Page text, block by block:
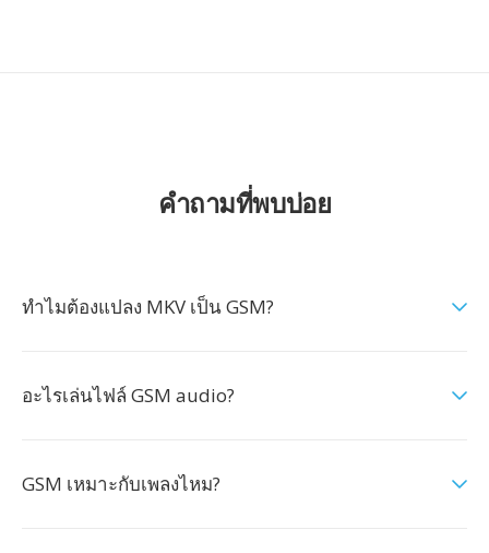
คำถามที่พบบ่อย
ทำไมต้องแปลง MKV เป็น GSM?
อะไรเล่นไฟล์ GSM audio?
GSM เหมาะกับเพลงไหม?